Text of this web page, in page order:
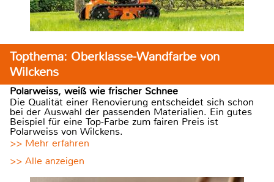
Topthema: Oberklasse-Wandfarbe von
Wilckens
Polarweiss, weiß wie frischer Schnee
Die Qualität einer Renovierung entscheidet sich schon
bei der Auswahl der passenden Materialien. Ein gutes
Beispiel für eine Top-Farbe zum fairen Preis ist
Polarweiss von Wilckens.
>> Mehr erfahren
>> Alle anzeigen